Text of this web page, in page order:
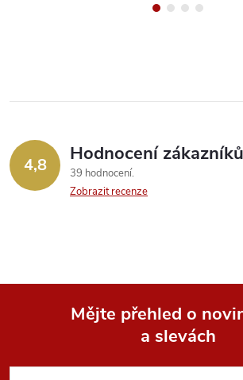
4,8 Hodnocení zákazníků
39 hodnocení
Zobrazit recenze
Mějte přehled o
a slevách